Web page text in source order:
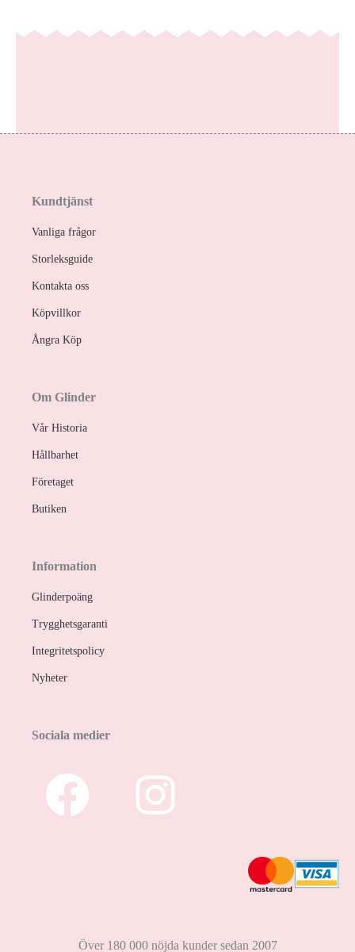
Kundtjänst
Vanliga frågor
Storleksguide
Kontakta oss
Köpvillkor
Ångra Köp
Om Glinder
Vår Historia
Hållbarhet
Företaget
Butiken
Information
Glinderpoäng
Trygghetsgaranti
Integritetspolicy
Nyheter
Sociala medier
Över 180 000 nöjda kunder sedan 2007